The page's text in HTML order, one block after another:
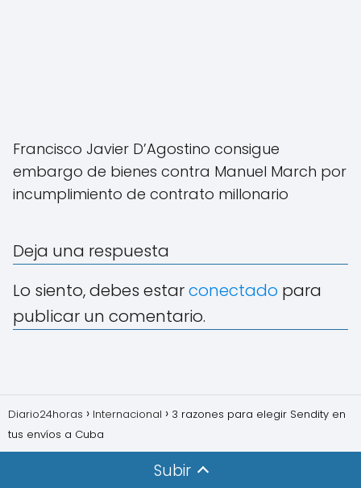
Francisco Javier D’Agostino consigue
embargo de bienes contra Manuel March por
incumplimiento de contrato millonario
Deja una respuesta
Lo siento, debes estarconectado para
publicar un comentario.
Diario24horas Internacional
3 razones para elegir Sendity en
tus envíos a Cuba
Subir